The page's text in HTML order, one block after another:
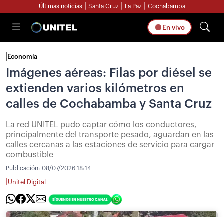
Últimas noticias Santa Cruz La Paz Cochabamba
En vivo
Economía
Imágenes aéreas: Filas por diésel se
extienden varios kilómetros en
calles de Cochabamba y Santa Cruz
La red UNITEL pudo captar cómo los conductores,
principalmente del transporte pesado, aguardan en las
calles cercanas a las estaciones de servicio para cargar
combustible
Publicación: 08/07/2026 18:14
Unitel Digital